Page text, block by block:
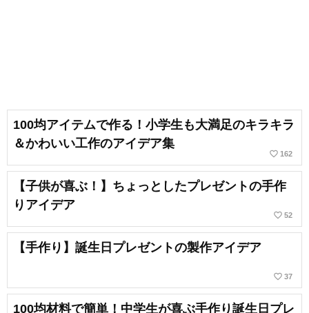
100均アイテムで作る！小学生も大満足のキラキラ
＆かわいい工作のアイデア集
favorite_border 162
【子供が喜ぶ！】ちょっとしたプレゼントの手作
りアイデア
favorite_border 52
【手作り】誕生日プレゼントの製作アイデア
favorite_border 37
100均材料で簡単！中学生が喜ぶ手作り誕生日プレ